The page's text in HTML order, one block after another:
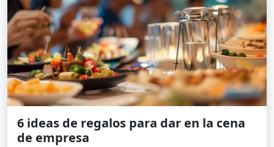
6 ideas de regalos para dar en la cena
de empresa